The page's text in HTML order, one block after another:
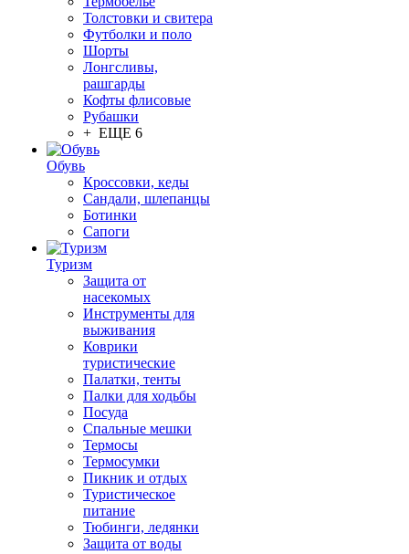
Толстовки и свитера
Футболки и поло
Шорты
Лонгсливы,
рашгарды
Кофты флисовые
Рубашки
+ ЕЩЕ 6
Обувь
Кроссовки, кеды
Сандали, шлепанцы
Ботинки
Сапоги
Туризм
Защита от
насекомых
Инструменты для
выживания
Коврики
туристические
Палатки, тенты
Палки для ходьбы
Посуда
Спальные мешки
Термосы
Термосумки
Пикник и отдых
Туристическое
питание
Тюбинги, ледянки
Защита от воды